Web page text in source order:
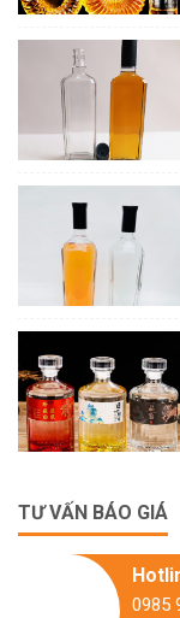
TƯ VẤN BÁO GIÁ
0985